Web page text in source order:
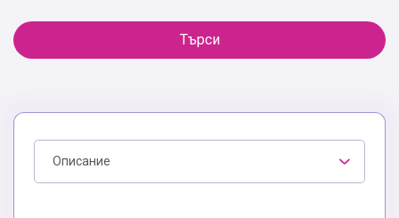
Търси
Описание